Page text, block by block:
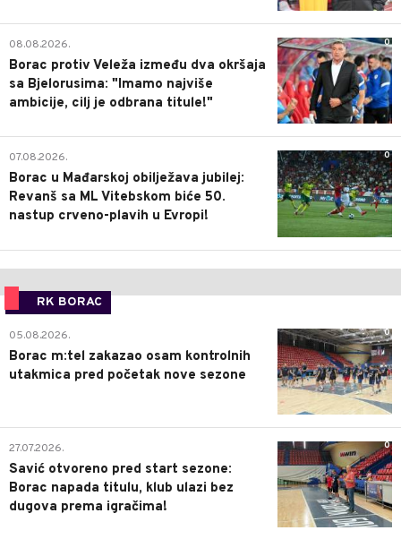
0
08.08.2026.
Borac protiv Veleža između dva okršaja
sa Bjelorusima: "Imamo najviše
ambicije, cilj je odbrana titule!"
0
07.08.2026.
Borac u Mađarskoj obilježava jubilej:
Revanš sa ML Vitebskom biće 50.
nastup crveno-plavih u Evropi!
RK BORAC
0
05.08.2026.
Borac m:tel zakazao osam kontrolnih
utakmica pred početak nove sezone
0
27.07.2026.
Savić otvoreno pred start sezone:
Borac napada titulu, klub ulazi bez
dugova prema igračima!